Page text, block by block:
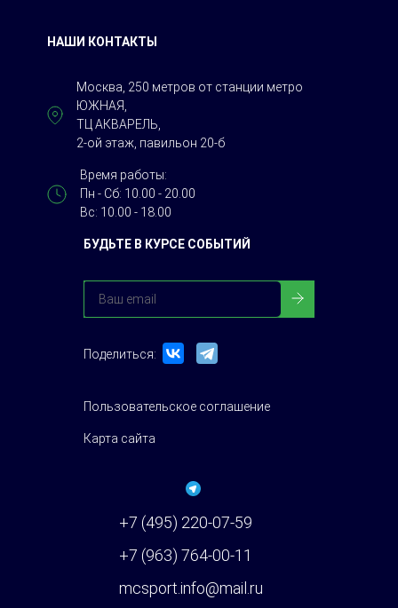
БУДЬТЕ В КУРСЕ СОБЫТИЙ
Поделиться:
Пользовательское соглашение
Карта сайта
НАШИ КОНТАКТЫ
Москва, 250 метров от станции метро
ЮЖНАЯ,
ТЦ АКВАРЕЛЬ,
2-ой этаж, павильон 20-б
Время работы:
Пн - Сб: 10.00 - 20.00
Вс: 10.00 - 18.00
+7 (495) 220-07-59
+7 (963) 764-00-11
mcsport.info@mail.ru